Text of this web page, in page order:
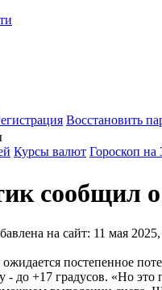
Восстановить
Курсы валют Гороскоп на
сообщил
на сайт: 11 мая
постепенное
- до +17 градусов. «Но